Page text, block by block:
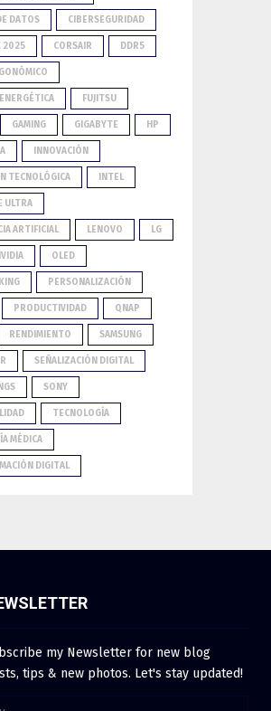
DATOS CIBERSEGURIDAD
2025 CORSAIR DDR5
FUJITSU
GAMING GIGABYTE HP
IA INNOVACIÓN
TECNOLÓGICA INTEL
ULTRA
ARTIFICIAL LENOVO LG
OLED
PERSONALIZACIÓN
PRODUCTIVIDAD QNAP
RENDIMIENTO SAMSUNG
SEÑALIZACIÓN DIGITAL
SONY
TECNOLOGÍA
MÉDICA
DIGITAL
my Newsletter for new blog
tips & new photos. Let's stay updated!